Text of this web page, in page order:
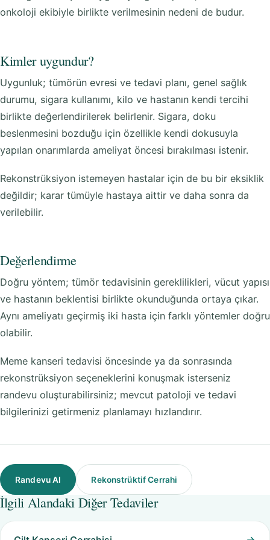
onkoloji ekibiyle birlikte verilmesinin nedeni de budur.
Kimler uygundur?
Uygunluk; tümörün evresi ve tedavi planı, genel sağlık
durumu, sigara kullanımı, kilo ve hastanın kendi tercihi
birlikte değerlendirilerek belirlenir. Sigara, doku
beslenmesini bozduğu için özellikle kendi dokusuyla
yapılan onarımlarda ameliyat öncesi bırakılması istenir.
Rekonstrüksiyon istemeyen hastalar için de bu bir eksiklik
değildir; karar tümüyle hastaya aittir ve daha sonra da
verilebilir.
Değerlendirme
Doğru yöntem; tümör tedavisinin gereklilikleri, vücut yapısı
ve hastanın beklentisi birlikte okunduğunda ortaya çıkar.
Aynı ameliyatı geçirmiş iki hasta için farklı yöntemler doğru
olabilir.
Meme kanseri tedavisi öncesinde ya da sonrasında
rekonstrüksiyon seçeneklerini konuşmak isterseniz
randevu oluşturabilirsiniz; mevcut patoloji ve tedavi
bilgilerinizi getirmeniz planlamayı hızlandırır.
Randevu Al Rekonstrüktif Cerrahi
İlgili Alandaki Diğer Tedaviler